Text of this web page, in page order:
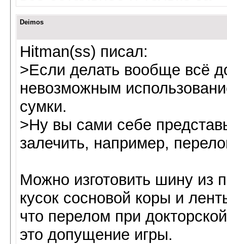
Deimos
Hitman(ss) писал:
>Если делать вообще всё
невозможным
сумки.
>Ну вы сами себе
залечить, например,
Можно изготовить шину из
кусок сосновой коры и
что перелом при
это допущение игры.